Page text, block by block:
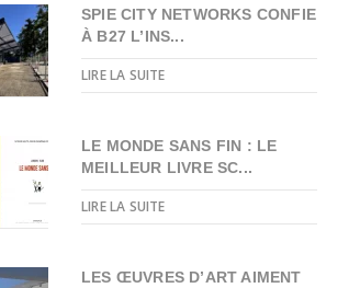
SPIE CITY NETWORKS CONFIE
À B27 L’INS...
LIRE LA SUITE
LE MONDE SANS FIN : LE
MEILLEUR LIVRE SC...
LIRE LA SUITE
LES ŒUVRES D’ART AIMENT